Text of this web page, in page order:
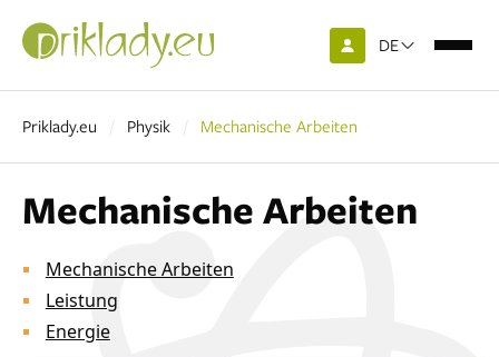
DE
Priklady.eu Physik Mechanische Arbeiten
Mechanische Arbeiten
Mechanische Arbeiten
Leistung
Energie